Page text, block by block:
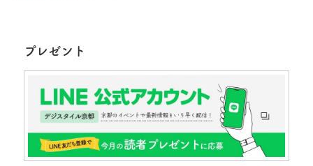
プレゼント